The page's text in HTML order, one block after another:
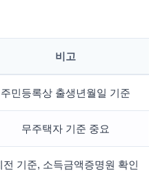
비고
주민등록상 출생년월일 기준
무주택자 기준 중요
전 기준, 소득금액증명원 확인